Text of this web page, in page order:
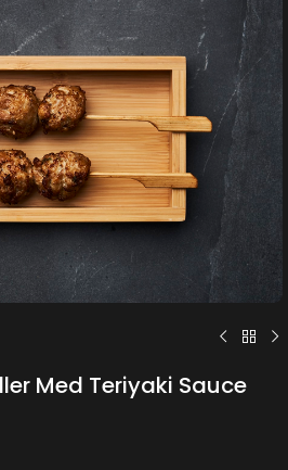
Med Teriyaki Sauce